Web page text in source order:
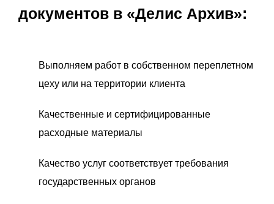
документов в «Делис Архив»:
Выполняем работ в собственном переплетном
цеху или на территории клиента
Качественные и сертифицированные
расходные материалы
Качество услуг соответствует требования
государственных органов